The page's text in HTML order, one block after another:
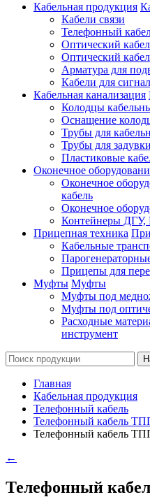
Кабельная продукция
Кабели связи
Телефонный
Оптический
Оптический
Арматура для
Кабели для
Кабельная канализация
Колодцы
Оснащение
Трубы для
Трубы для
Пластиковые
Оконечное
Оконечное
кабель
Оконечное
Контейнеры
Прицепная техника
Кабельные
Прицепы для
Муфты Муфты
Муфты под
Муфты под
Расходные
инструмент
Главная
Кабельная продукция
Телефонный кабель
Телефонный кабель
Телефонный кабель
←
Телефонный